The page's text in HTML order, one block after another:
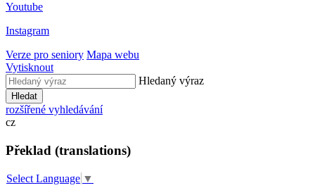
Youtube
Instagram
Verze pro seniory Mapa webu
Vytisknout
Hledaný výraz
Hledat
rozšířené vyhledávání
cz
Překlad (translations)
Select Language ▼